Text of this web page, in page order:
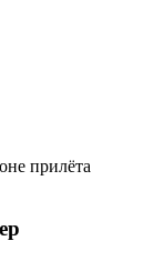
прилёта